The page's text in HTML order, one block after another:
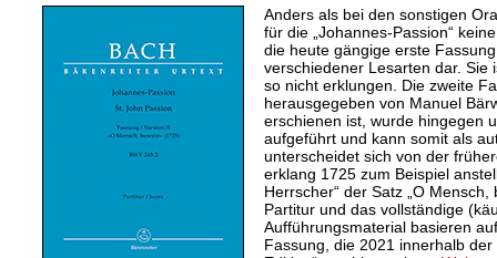
Anders als bei den sonstigen
für die „Johannes-Passion“
die heute gängige erste
verschiedener Lesarten dar. Sie
so nicht erklungen. Die zweite
herausgegeben von Manuel
erschienen ist, wurde hingegen
aufgeführt und kann somit als
unterscheidet sich von der
erklang 1725 zum Beispiel
Herrscher“ der Satz „O
Partitur und das vollständige
Aufführungsmaterial basieren
Fassung, die 2021 innerhalb